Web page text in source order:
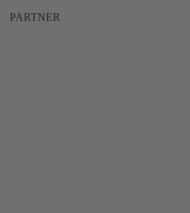
PARTNER